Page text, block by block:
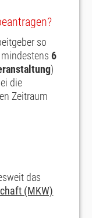
so
mindestens6
)
die
Zeitraum
das
(MKW)